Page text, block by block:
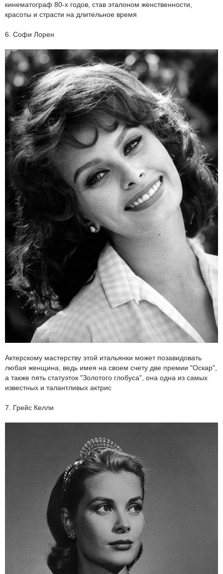
кинематограф 80-х годов, став эталоном женственности,
красоты и страсти на длительное время
6. Софи Лорен
Актерскому мастерству этой итальянки может позавидовать
любая женщина, ведь имея на своем счету две премии "Оскар",
а также пять статуэток "Золотого глобуса", она одна из самых
известных и талантливых актрис
7. Грейс Келли